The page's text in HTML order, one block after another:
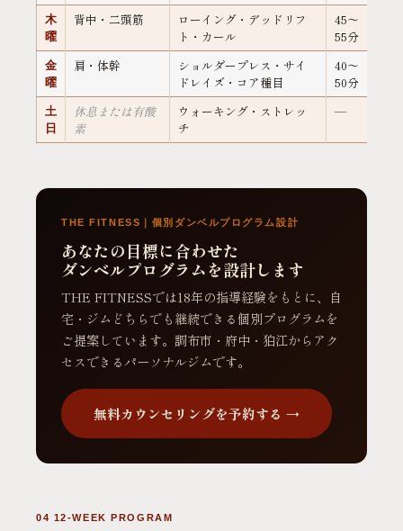
木
曜
背中・二頭筋
ローイング・デッドリフ
ト・カール
45〜
55分
金
曜
肩・体幹
ショルダープレス・サイ
ドレイズ・コア種目
40〜
50分
土
日
休息または有酸
素
ウォーキング・ストレッ
チ
—
THE FITNESS｜個別ダンベルプログラム設計
あなたの目標に合わせた
ダンベルプログラムを設計します
THE FITNESSでは18年の指導経験をもとに、自
宅・ジムどちらでも継続できる個別プログラムを
ご提案しています。調布市・府中・狛江からアク
セスできるパーソナルジムです。
無料カウンセリングを予約する →
04 12-WEEK PROGRAM